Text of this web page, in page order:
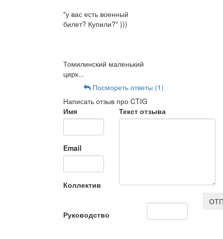
"у вас есть военный
билет? Купили?" )))
Томилинский маленький
цирк...
Посмореть ответы (1)
Написать отзыв про CTIG
Имя
Email
Коллектив
Руководство
Текст отзыва